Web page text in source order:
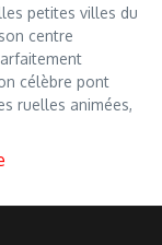
petites villes du
centre
célèbre pont
ruelles animées,